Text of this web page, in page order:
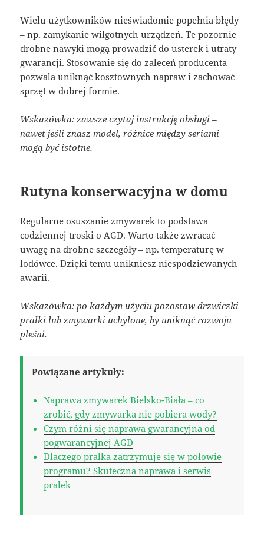
Wielu użytkowników nieświadomie popełnia błędy
– np. zamykanie wilgotnych urządzeń. Te pozornie
drobne nawyki mogą prowadzić do usterek i utraty
gwarancji. Stosowanie się do zaleceń producenta
pozwala uniknąć kosztownych napraw i zachować
sprzęt w dobrej formie.
Wskazówka: zawsze czytaj instrukcję obsługi –
nawet jeśli znasz model, różnice między seriami
mogą być istotne.
Rutyna konserwacyjna w domu
Regularne osuszanie zmywarek to podstawa
codziennej troski o AGD. Warto także zwracać
uwagę na drobne szczegóły – np. temperaturę w
lodówce. Dzięki temu unikniesz niespodziewanych
awarii.
Wskazówka: po każdym użyciu pozostaw drzwiczki
pralki lub zmywarki uchylone, by uniknąć rozwoju
pleśni.
Powiązane artykuły:
Naprawa zmywarek Bielsko-Biała – co
zrobić, gdy zmywarka nie pobiera wody?
Czym różni się naprawa gwarancyjna od
pogwarancyjnej AGD
Dlaczego pralka zatrzymuje się w połowie
programu? Skuteczna naprawa i serwis
pralek